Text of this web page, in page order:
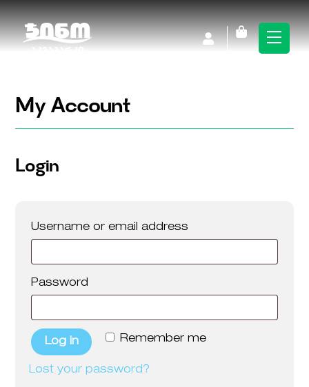
Skip
to
content
Cart
My Account
Login
Username or email address
Password
Remember me
Log in
Lost your password?